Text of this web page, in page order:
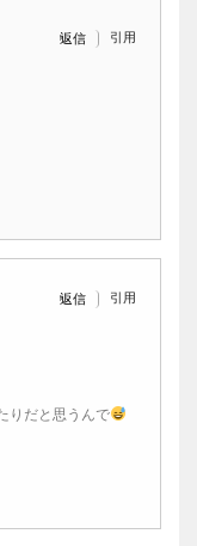
返信 引用
返信 引用
りだと思うんで